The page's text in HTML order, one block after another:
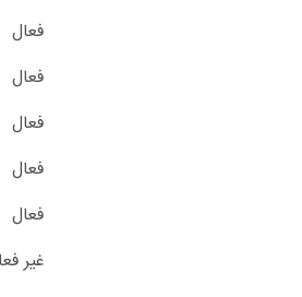
فعال
فعال
فعال
فعال
فعال
غیر